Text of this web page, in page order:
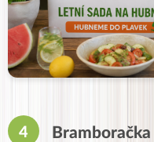
Bramboračka